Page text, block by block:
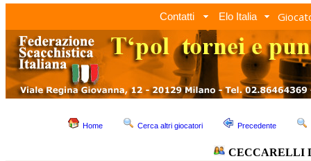
Contatti Elo Italia
Home Cerca altri giocatori Precedente
CECCARELLI